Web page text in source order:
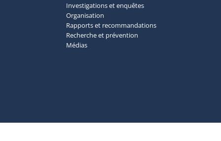
Investigations et enquêtes
Organisation
Rapports et recommandations
Recherche et prévention
Médias